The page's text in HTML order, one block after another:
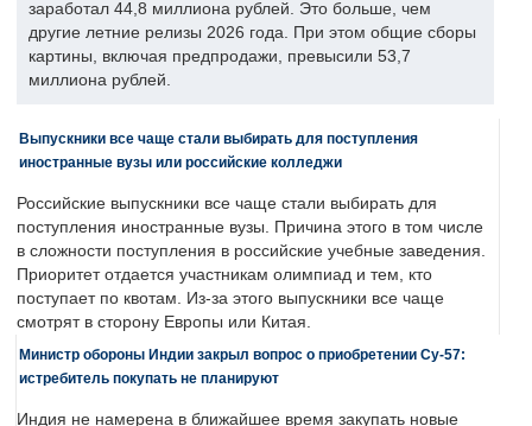
заработал 44,8 миллиона рублей. Это больше, чем
другие летние релизы 2026 года. При этом общие сборы
картины, включая предпродажи, превысили 53,7
миллиона рублей.
Выпускники все чаще стали выбирать для поступления
иностранные вузы или российские колледжи
Российские выпускники все чаще стали выбирать для
поступления иностранные вузы. Причина этого в том числе
в сложности поступления в российские учебные заведения.
Приоритет отдается участникам олимпиад и тем, кто
поступает по квотам. Из-за этого выпускники все чаще
смотрят в сторону Европы или Китая.
Министр обороны Индии закрыл вопрос о приобретении Су-57:
истребитель покупать не планируют
Индия не намерена в ближайшее время закупать новые